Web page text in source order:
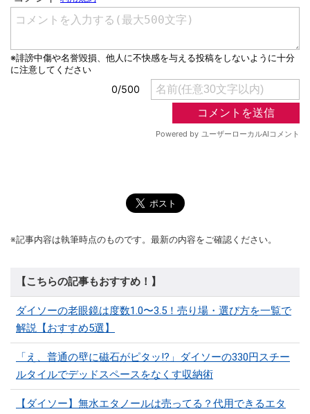
※記事内容は執筆時点のものです。最新の内容をご確認ください。
【こちらの記事もおすすめ！】
ダイソーの老眼鏡は度数1.0〜3.5！売り場・選び方を一覧で
解説【おすすめ5選】
「え、普通の壁に磁石がピタッ!?」ダイソーの330円スチー
ルタイルでデッドスペースをなくす収納術
【ダイソー】無水エタノールは売ってる？代用できるエタ